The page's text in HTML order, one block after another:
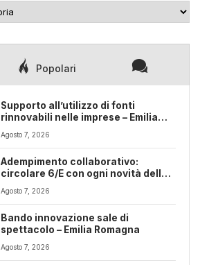
Popolari
Supporto all’utilizzo di fonti
rinnovabili nelle imprese – Emilia
Romagna
Agosto 7, 2026
Adempimento collaborativo:
circolare 6/E con ogni novità della
riforma fiscale
Agosto 7, 2026
Bando innovazione sale di
spettacolo – Emilia Romagna
Agosto 7, 2026